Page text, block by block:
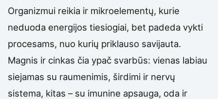
Organizmui reikia ir mikroelementų, kurie
neduoda energijos tiesiogiai, bet padeda vykti
procesams, nuo kurių priklauso savijauta.
Magnis ir cinkas čia ypač svarbūs: vienas labiau
siejamas su raumenimis, širdimi ir nervų
sistema, kitas – su imunine apsauga, oda ir